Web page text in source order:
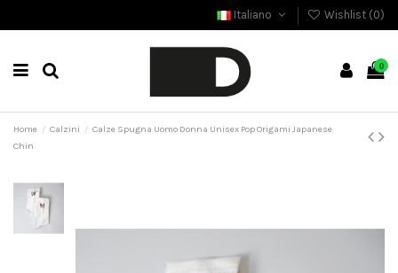
Italiano Wishlist (0)
0
Home Calzini
Calze Spugna Uomo Donna Unisex Pop Origami Japanese
Chin